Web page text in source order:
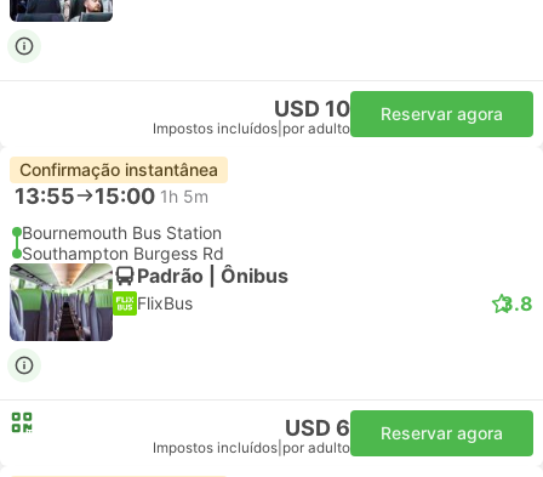
USD 10
Impostos incluídos por adulto
Reservar agora
Confirmação instantânea
13:55 15:00 1h 5m
Bournemouth Bus Station
Southampton Burgess Rd
Padrão | Ônibus
FlixBus 3.8
USD 6
Impostos incluídos por adulto
Reservar agora